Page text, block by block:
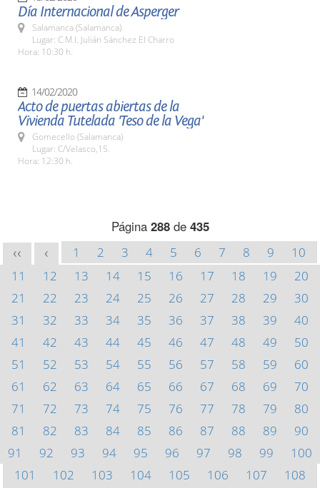
Día Internacional de Asperger
Salamanca (Salamanca)
Lugar: C.M.I. Julián Sánchez El Charro
Hora: 10:30 h.
14/02/2020
Acto de puertas abiertas de la
Vivienda Tutelada 'Teso de la Vega'
Gomecello (Salamanca)
Lugar: C/Velasco,15.
Hora: 12:30 h.
Página 288de 435
<< < 1 2 3 4 5 6 7 8 9
10
11
12 13 14 15 16 17 18 19
20
21
22 23 24 25 26 27 28 29
30
31
32 33 34 35 36 37 38 39
40
41
42 43 44 45 46 47 48 49
50
51
52 53 54 55 56 57 58 59
60
61
62 63 64 65 66 67 68 69
70
71
72 73 74 75 76 77 78 79
80
81
82 83 84 85 86 87 88 89
90
91
92 93 94 95 96 97 98 99
100
101
102 103 104 105 106 107
108